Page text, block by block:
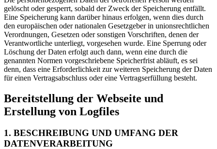
gelöscht oder gesperrt, sobald der Zweck der Speicherung entfällt.
Eine Speicherung kann darüber hinaus erfolgen, wenn dies durch
den europäischen oder nationalen Gesetzgeber in unionsrechtlichen
Verordnungen, Gesetzen oder sonstigen Vorschriften, denen der
Verantwortliche unterliegt, vorgesehen wurde. Eine Sperrung oder
Löschung der Daten erfolgt auch dann, wenn eine durch die
genannten Normen vorgeschriebene Speicherfrist abläuft, es sei
denn, dass eine Erforderlichkeit zur weiteren Speicherung der Daten
für einen Vertragsabschluss oder eine Vertragserfüllung besteht.
Bereitstellung der Webseite und
Erstellung von Logfiles
1. BESCHREIBUNG UND UMFANG DER
DATENVERARBEITUNG